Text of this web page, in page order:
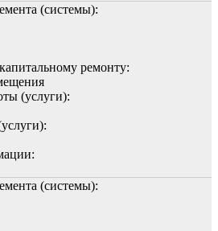
(системы):
ремонту:
(услуги):
(системы):